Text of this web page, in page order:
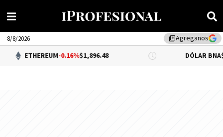
library_addAgreganos
8/8/2026
-0.16%$1,896.48 DÓLAR BNA $1,520.00